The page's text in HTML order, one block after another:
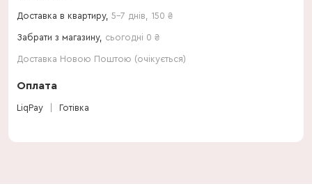
Доставка в квартиру, 5-7 днів 150 ₴
Забрати з магазину, сьогодні 0 ₴
Доставка Новою Поштою (очікується)
Оплата
LiqPay Готівка